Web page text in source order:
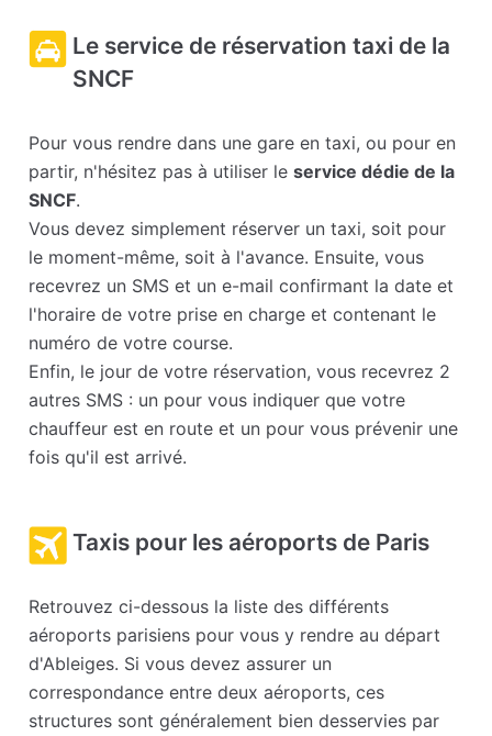
Le service de réservation taxi de la
SNCF
Pour vous rendre dans une gare en taxi, ou pour en
partir, n'hésitez pas à utiliser leservice dédie de la
SNCF.
Vous devez simplement réserver un taxi, soit pour
le moment-même, soit à l'avance. Ensuite, vous
recevrez un SMS et un e-mail confirmant la date et
l'horaire de votre prise en charge et contenant le
numéro de votre course.
Enfin, le jour de votre réservation, vous recevrez 2
autres SMS : un pour vous indiquer que votre
chauffeur est en route et un pour vous prévenir une
fois qu'il est arrivé.
Taxis pour les aéroports de Paris
Retrouvez ci-dessous la liste des différents
aéroports parisiens pour vous y rendre au départ
d'Ableiges. Si vous devez assurer un
correspondance entre deux aéroports, ces
structures sont généralement bien desservies par